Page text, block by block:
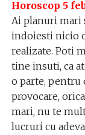
Horoscop 5
Ai planuri mari
indoiesti nicio
realizate. Poti
tine insuti, ca
o parte, pentru
provocare,
mari, nu te
lucruri cu